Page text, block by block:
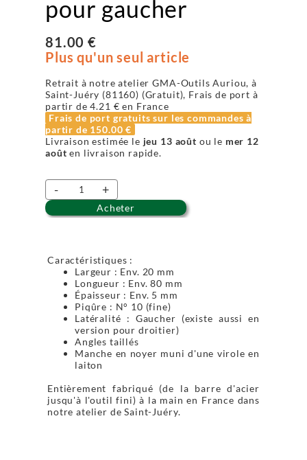
pour gaucher
81.00 €
Plus qu'un seul article
Retrait à notre atelier GMA-Outils Auriou, à
Saint-Juéry (81160) (Gratuit), Frais de port à
partir de4.21 € en France
Frais de port gratuits sur les commandes à
partir de 150.00 €
Livraison estimée le jeu 13 août ou le mer 12
août en livraison rapide.
- +
Acheter
Caractéristiques :
Largeur : Env. 20 mm
Longueur : Env. 80 mm
Épaisseur : Env. 5 mm
Piqûre : N° 10 (fine)
Latéralité : Gaucher (existe aussi en
version pour droitier)
Angles taillés
Manche en noyer muni d'une virole en
laiton
Entièrement fabriqué (de la barre d'acier
jusqu'à l'outil fini) à la main en France dans
notre atelier de Saint-Juéry.